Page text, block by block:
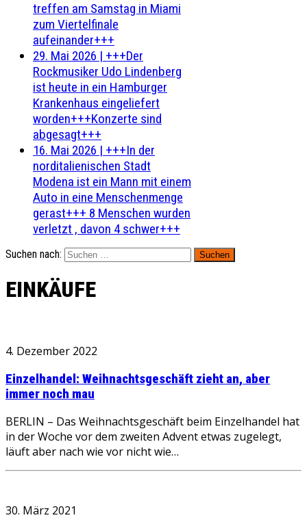
treffen am Samstag in Miami
zum Viertelfinale
aufeinander+++
29. Mai 2026 | +++Der
Rockmusiker Udo Lindenberg
ist heute in ein Hamburger
Krankenhaus eingeliefert
worden+++Konzerte sind
abgesagt+++
16. Mai 2026 | +++In der
norditalienischen Stadt
Modena ist ein Mann mit einem
Auto in eine Menschenmenge
gerast+++ 8 Menschen wurden
verletzt , davon 4 schwer+++
Suchen nach:
EINKÄUFE
4. Dezember 2022
Einzelhandel: Weihnachtsgeschäft zieht an, aber
immer noch mau
BERLIN – Das Weihnachtsgeschäft beim Einzelhandel hat
in der Woche vor dem zweiten Advent etwas zugelegt,
läuft aber nach wie vor nicht wie…
30. März 2021